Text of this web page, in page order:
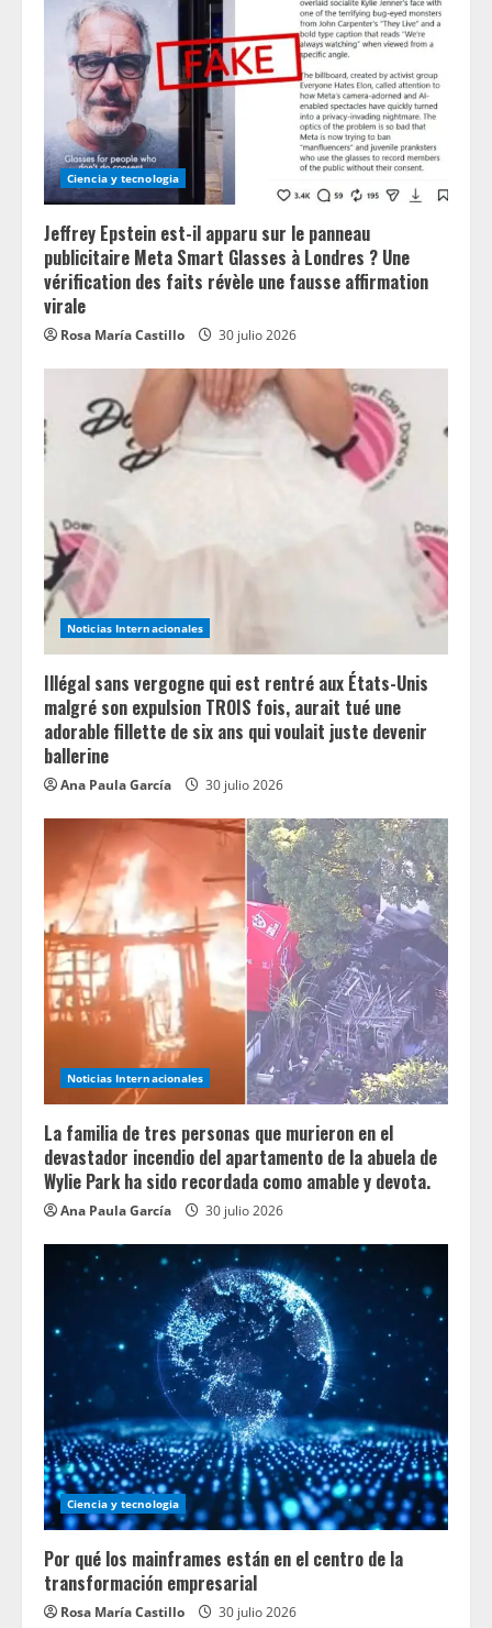
Ciencia y tecnologia
Jeffrey Epstein est-il apparu sur le panneau
publicitaire Meta Smart Glasses à Londres ? Une
vérification des faits révèle une fausse affirmation
virale
Rosa María Castillo 30 julio 2026
Noticias Internacionales
Illégal sans vergogne qui est rentré aux États-Unis
malgré son expulsion TROIS fois, aurait tué une
adorable fillette de six ans qui voulait juste devenir
ballerine
Ana Paula García 30 julio 2026
Noticias Internacionales
La familia de tres personas que murieron en el
devastador incendio del apartamento de la abuela de
Wylie Park ha sido recordada como amable y devota.
Ana Paula García 30 julio 2026
Ciencia y tecnologia
Por qué los mainframes están en el centro de la
transformación empresarial
Rosa María Castillo 30 julio 2026